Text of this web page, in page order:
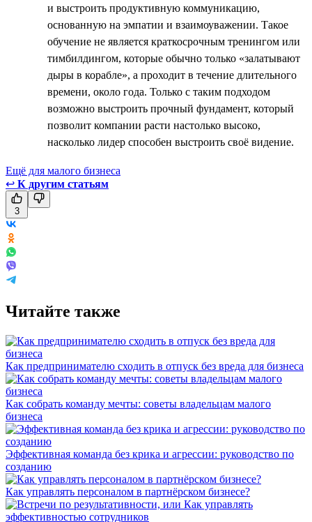
и выстроить продуктивную коммуникацию,
основанную на эмпатии и взаимоуважении. Такое
обучение не является краткосрочным тренингом или
тимбилдингом, которые обычно только «залатывают
дыры в корабле», а проходит в течение длительного
времени, около года. Только с таким подходом
возможно выстроить прочный фундамент, который
позволит компании расти настолько высоко,
насколько лидер способен выстроить своё видение.
Ещё для малого бизнеса
↩ К другим статьям
3
Читайте также
Как предпринимателю сходить в отпуск без вреда для бизнеса
Как собрать команду мечты: советы владельцам малого
бизнеса
Эффективная команда без крика и агрессии: руководство по
созданию
Как управлять персоналом в партнёрском бизнесе?